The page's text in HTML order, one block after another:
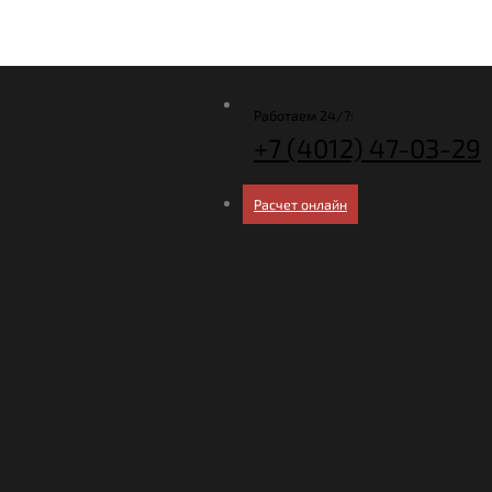
Работаем 24/7:
+7 (4012) 47-03-29
Расчет онлайн